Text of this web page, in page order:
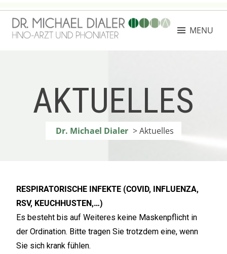
MENU
AKTUELLES
Dr. Michael Dialer >Aktuelles
RESPIRATORISCHE INFEKTE (COVID, INFLUENZA,
RSV, KEUCHHUSTEN,…)
Es besteht bis auf Weiteres keine Maskenpflicht in
der Ordination. Bitte tragen Sie trotzdem eine, wenn
Sie sich krank fühlen.